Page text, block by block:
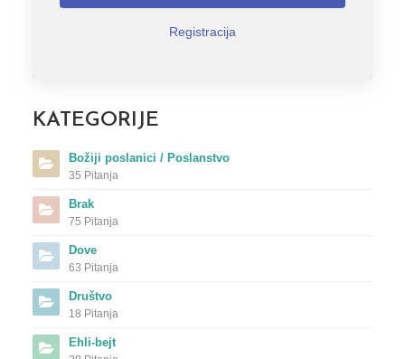
Registracija
KATEGORIJE
Božiji poslanici / Poslanstvo
35 Pitanja
Brak
75 Pitanja
Dove
63 Pitanja
Društvo
18 Pitanja
Ehli-bejt